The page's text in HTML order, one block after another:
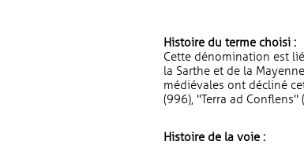
Histoire du terme choisi :
Cette dénomination est
la Sarthe et de la
médiévales ont décliné
(996), "Terra ad
Histoire de la voie :